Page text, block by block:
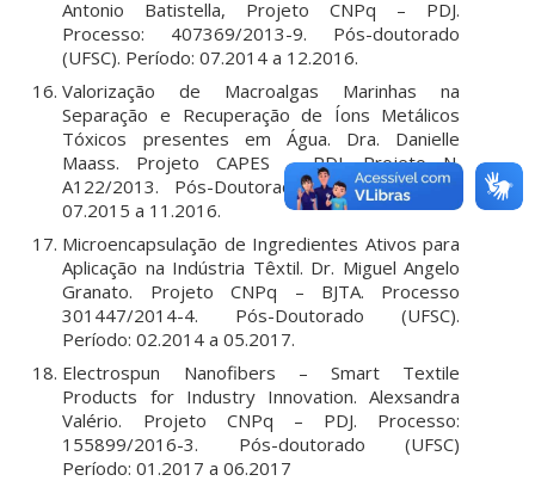
Antonio Batistella, Projeto CNPq – PDJ.
Processo: 407369/2013-9. Pós-doutorado
(UFSC). Período: 07.2014 a 12.2016.
Valorização de Macroalgas Marinhas na
Separação e Recuperação de Íons Metálicos
Tóxicos presentes em Água. Dra. Danielle
Maass. Projeto CAPES – PDJ. Projeto N.
A122/2013. Pós-Doutorado (UFSC). Período:
07.2015 a 11.2016.
Microencapsulação de Ingredientes Ativos para
Aplicação na Indústria Têxtil. Dr. Miguel Angelo
Granato. Projeto CNPq – BJTA. Processo
301447/2014-4. Pós-Doutorado (UFSC).
Período: 02.2014 a 05.2017.
Electrospun Nanofibers – Smart Textile
Products for Industry Innovation. Alexsandra
Valério. Projeto CNPq – PDJ. Processo:
155899/2016-3. Pós-doutorado (UFSC)
Período: 01.2017 a 06.2017